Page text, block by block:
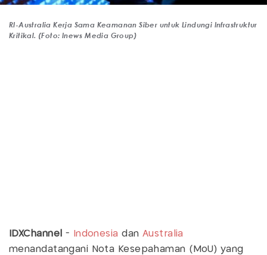
RI-Australia Kerja Sama Keamanan Siber untuk Lindungi Infrastruktur
Kritikal. (Foto: Inews Media Group)
IDXChannel - Indonesia dan Australia
menandatangani Nota Kesepahaman (MoU) yang